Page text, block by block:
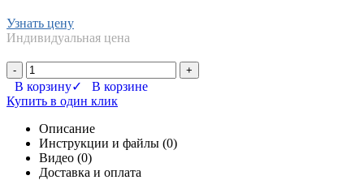
Узнать цену
Индивидуальная цена
- +
В корзину✓ В корзине
Купить в один клик
Описание
Инструкции и файлы (0)
Видео (0)
Доставка и оплата